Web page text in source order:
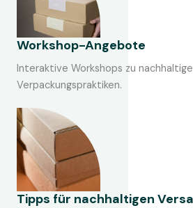
Workshop-Angebote
Interaktive Workshops zu
Verpackungspraktiken.
Tipps für nachhaltigen